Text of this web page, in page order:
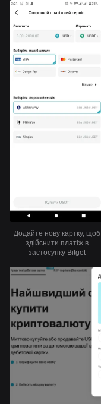
Додайте нову картку, щоб
здійснити платіж в
застосунку Bitget